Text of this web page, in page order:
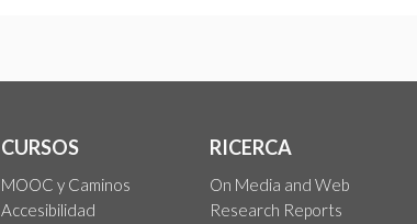
CURSOS
MOOC y Caminos
Accesibilidad
RICERCA
On Media and Web
Research Reports